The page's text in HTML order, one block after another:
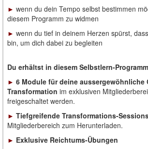
► wenn du dein Tempo selbst bestimmen
diesem Programm zu widmen
► wenn du tief in deinem Herzen spürst,
bin, um dich dabei zu begleiten
Du erhältst in diesem Selbstlern-
► 6 Module für deine aussergewöhnliche
Transformation im exklusiven
freigeschaltet werden.
► Tiefgreifende Transformations-
Mitgliederbereich zum Herunterladen.
► Exklusive Reichtums-Übungen